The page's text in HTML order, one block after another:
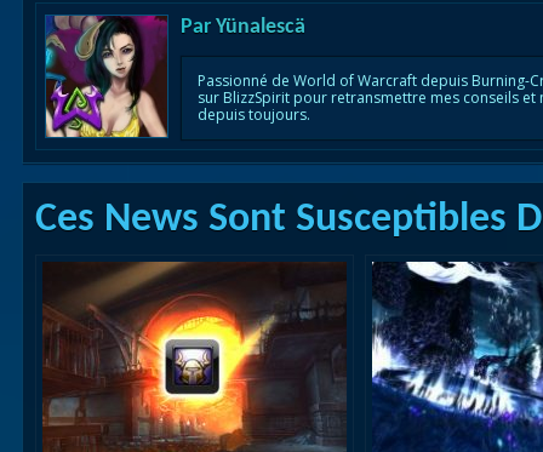
Par Yünalescä
Passionné de World of Warcraft depuis Burning-
sur BlizzSpirit pour retransmettre mes conseils
depuis toujours.
Ces News Sont Susceptibles